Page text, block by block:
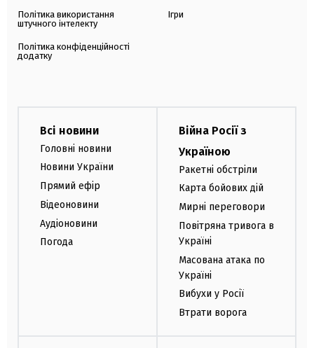
Політика використання
штучного інтелекту
Політика конфіденційності
додатку
Ігри
Всі новини
Головні новини
Новини України
Прямий ефір
Відеоновини
Аудіоновини
Погода
Війна Росії з
Україною
Ракетні обстріли
Карта бойових дій
Мирні переговори
Повітряна тривога в
Україні
Масована атака по
Україні
Вибухи у Росії
Втрати ворога